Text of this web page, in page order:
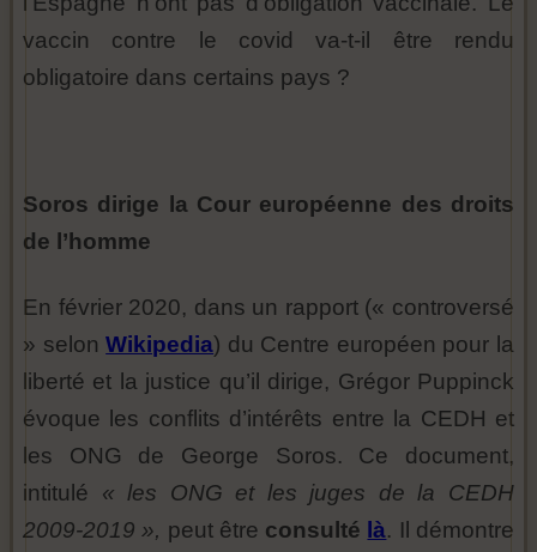
vaccin contre le covid va-t-il être rendu
obligatoire dans certains pays ?
Soros dirige la Cour européenne des droits
de l’homme
En février 2020, dans un rapport (« controversé
» selonWikipedia) du Centre européen pour la
liberté et la justice qu’il dirige, Grégor Puppinck
évoque les conflits d’intérêts entre la CEDH et
les ONG de George Soros. Ce document,
intitulé « les ONG et les juges de la CEDH
2009-2019 », peut être consulté là. Il démontre